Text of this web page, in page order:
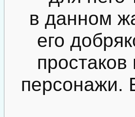
в данном
его
персонажи.